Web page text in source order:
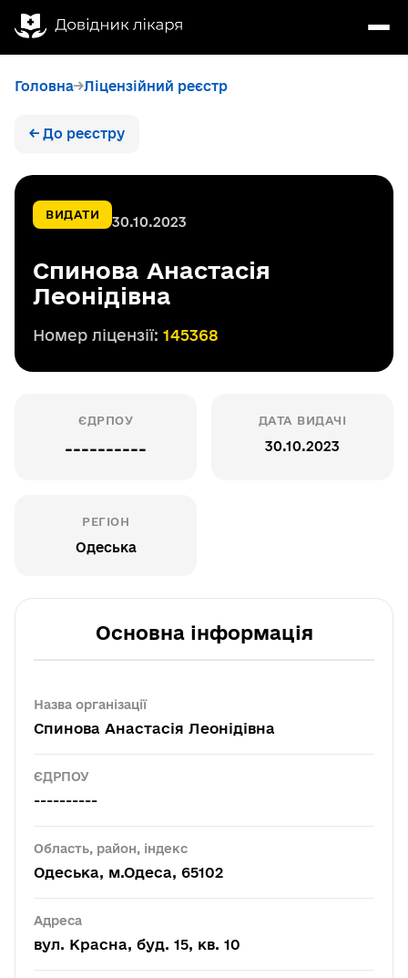
Головна Ліцензійний реєстр
← До реєстру
ВИДАТИ 30.10.2023
Cпинова Анастасія
Леонідівна
Номер ліцензії: 145368
ЄДРПОУ
----------
ДАТА ВИДАЧІ
30.10.2023
РЕГІОН
Одеська
Основна інформація
Назва організації
Cпинова Анастасія Леонідівна
ЄДРПОУ
----------
Область, район, індекс
Одеська, м.Одеса, 65102
Адреса
вул. Красна, буд. 15, кв. 10